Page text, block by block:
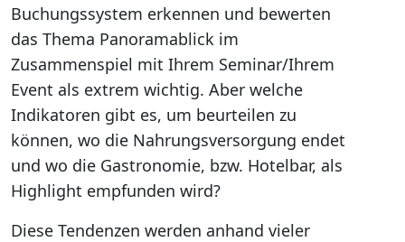
Buchungssystem erkennen und bewerten
das Thema Panoramablick im
Zusammenspiel mit Ihrem Seminar/Ihrem
Event als extrem wichtig. Aber welche
Indikatoren gibt es, um beurteilen zu
können, wo die Nahrungsversorgung endet
und wo die Gastronomie, bzw. Hotelbar, als
Highlight empfunden wird?
Diese Tendenzen werden anhand vieler